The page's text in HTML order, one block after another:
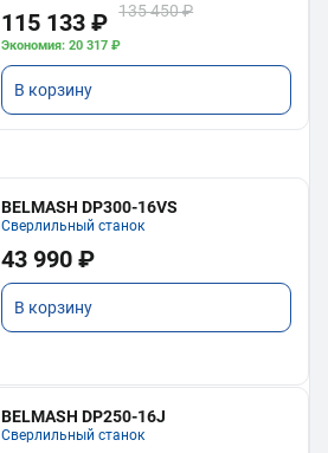
115 133 ₽ 135 450 ₽
Экономия: 20 317 ₽
В корзину
BELMASH DP300-16VS
Сверлильный станок
43 990 ₽
В корзину
BELMASH DP250-16J
Сверлильный станок